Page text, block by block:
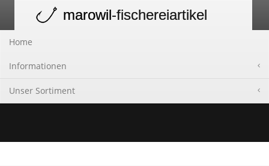
navigation
marowil-fischereiartikel
Home
Informationen
Unser Sortiment